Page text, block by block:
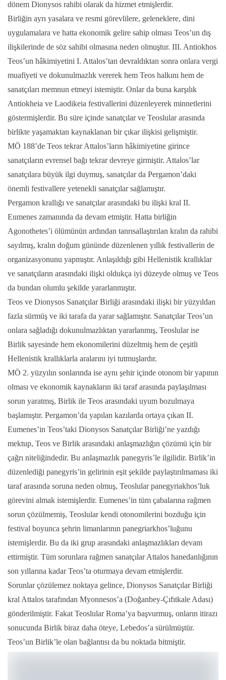
dönem Dionysos rahibi olarak da hizmet etmişlerdir.
Birliğin ayrı yasalara ve resmi görevlilere, geleneklere, dini
uygulamalara ve hatta ekonomik gelire sahip olması Teos’un dış
ilişkilerinde de söz sahibi olmasına neden olmuştur. III. Antiokhos
Teos’un hâkimiyetini I. Attalos’tan devraldıktan sonra onlara vergi
muafiyeti ve dokunulmazlık vererek hem Teos halkını hem de
sanatçıları memnun etmeyi istemiştir. Onlar da buna karşılık
Antiokheia ve Laodikeia festivallerini düzenleyerek minnetlerini
göstermişlerdir. Bu süre içinde sanatçılar ve Teoslular arasında
birlikte yaşamaktan kaynaklanan bir çıkar ilişkisi gelişmiştir.
MÖ 188’de Teos tekrar Attalos’ların hâkimiyetine girince
sanatçıların evrensel bağı tekrar devreye girmiştir. Attalos’lar
sanatçılara büyük ilgi duymuş, sanatçılar da Pergamon’daki
önemli festivallere yetenekli sanatçılar sağlamıştır.
Pergamon krallığı ve sanatçılar arasındaki bu ilişki kral II.
Eumenes zamanında da devam etmiştir. Hatta birliğin
Agonothetes’i ölümünün ardından tanrısallaştırılan kralın da rahibi
sayılmış, kralın doğum gününde düzenlenen yıllık festivallerin de
organizasyonunu yapmıştır. Anlaşıldığı gibi Hellenistik krallıklar
ve sanatçıların arasındaki ilişki oldukça iyi düzeyde olmuş ve Teos
da bundan olumlu şekilde yararlanmıştır.
Teos ve Dionysos Sanatçılar Birliği arasındaki ilişki bir yüzyıldan
fazla sürmüş ve iki tarafa da yarar sağlamıştır. Sanatçılar Teos’un
onlara sağladığı dokunulmazlıktan yararlanmış, Teoslular ise
Birlik sayesinde hem ekonomilerini düzeltmiş hem de çeşitli
Hellenistik krallıklarla aralarını iyi tutmuşlardır.
MÖ 2. yüzyılın sonlarında ise aynı şehir içinde otonom bir yapının
olması ve ekonomik kaynakların iki taraf arasında paylaşılması
sorun yaratmış, Birlik ile Teos arasındaki uyum bozulmaya
başlamıştır. Pergamon’da yapılan kazılarda ortaya çıkan II.
Eumenes’in Teos’taki Dionysos Sanatçılar Birliği’ne yazdığı
mektup, Teos ve Birlik arasındaki anlaşmazlığın çözümü için bir
çağrı niteliğindedir. Bu anlaşmazlık panegyris’le ilgilidir. Birlik’in
düzenlediği panegyris’in gelirinin eşit şekilde paylaştırılmaması iki
taraf arasında soruna neden olmuş, Teoslular panegyriakhos’luk
görevini almak istemişlerdir. Eumenes’in tüm çabalarına rağmen
sorun çözülmemiş, Teoslular kendi otonomilerini bozduğu için
festival boyunca şehrin limanlarının panegriarkhos’luğunu
istemişlerdir. Bu da iki grup arasındaki anlaşmazlıkları devam
ettirmiştir. Tüm sorunlara rağmen sanatçılar Attalos hanedanlığının
son yıllarına kadar Teos’ta oturmaya devam etmişlerdir.
Sorunlar çözülemez noktaya gelince, Dionysos Sanatçılar Birliği
kral Attalos tarafından Myonnesos’a (Doğanbey-Çıfıtkale Adası)
gönderilmiştir. Fakat Teoslular Roma’ya başvurmuş, onların itirazı
sonucunda Birlik biraz daha öteye, Lebedos’a sürülmüştür.
Teos’un Birlik’le olan bağlantısı da bu noktada bitmiştir.